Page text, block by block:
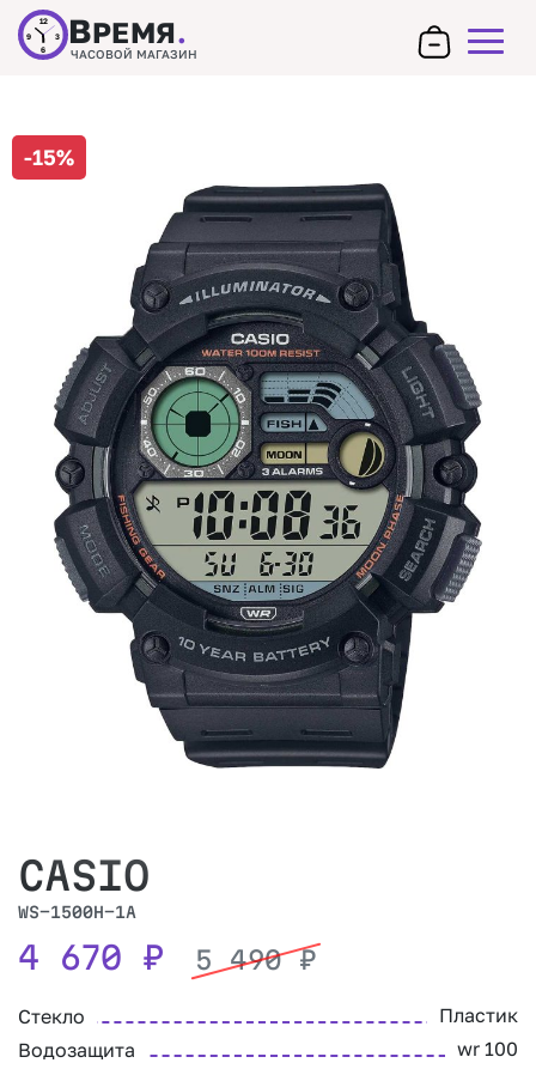
12
3
6
9 ВРЕМЯ.
ЧАСОВОЙ МАГАЗИН
-15%
CASIO
WS-1500H-1A
4 670 ₽ 5 490₽
Стекло
Пластик
Водозащита
wr 100